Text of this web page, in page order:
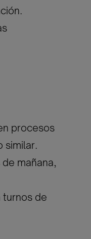
procesos
similar.
mañana,
turnos de